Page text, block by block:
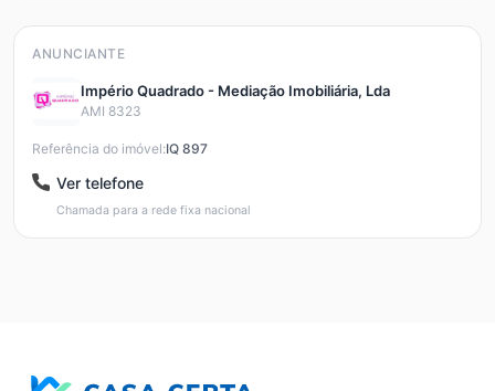
ANUNCIANTE
Império Quadrado - Mediação Imobiliária, Lda
AMI 8323
Referência do imóvel:IQ 897
Ver telefone
Chamada para a rede fixa nacional